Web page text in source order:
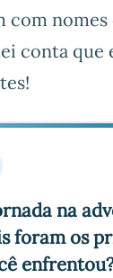
com nomes
conta que
na
foram os